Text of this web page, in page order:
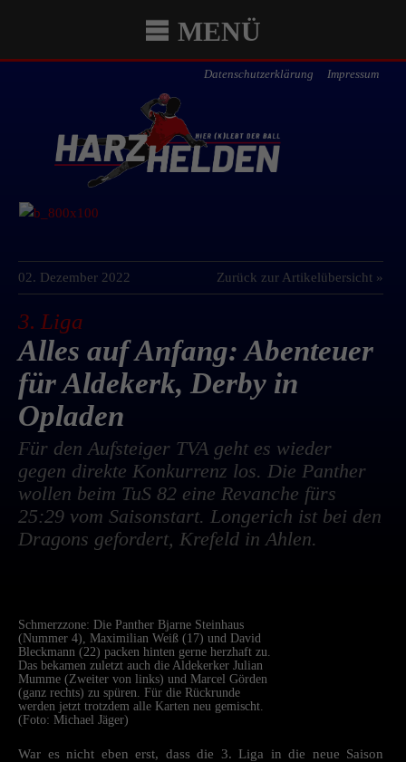
MENÜ
Datenschutzerklärung Impressum
02. Dezember 2022 Zurück zur Artikelübersicht »
3. Liga
Alles auf Anfang: Abenteuer
für Aldekerk, Derby in
Opladen
Für den Aufsteiger TVA geht es wieder
gegen direkte Konkurrenz los. Die Panther
wollen beim TuS 82 eine Revanche fürs
25:29 vom Saisonstart. Longerich ist bei den
Dragons gefordert, Krefeld in Ahlen.
Schmerzzone: Die Panther Bjarne Steinhaus
(Nummer 4), Maximilian Weiß (17) und David
Bleckmann (22) packen hinten gerne herzhaft zu.
Das bekamen zuletzt auch die Aldekerker Julian
Mumme (Zweiter von links) und Marcel Görden
(ganz rechts) zu spüren. Für die Rückrunde
werden jetzt trotzdem alle Karten neu gemischt.
(Foto: Michael Jäger)
War es nicht eben erst, dass die 3. Liga in die neue Saison